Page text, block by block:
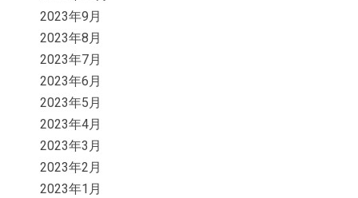
2023年9月
2023年8月
2023年7月
2023年6月
2023年5月
2023年4月
2023年3月
2023年2月
2023年1月